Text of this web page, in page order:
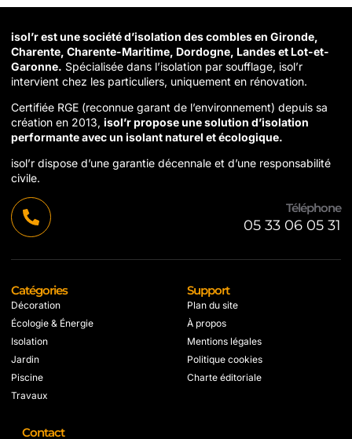
isol’r est une société d’isolation des combles en Gironde,
Charente, Charente-Maritime, Dordogne, Landes et Lot-et-
Garonne. Spécialisée dans l’isolation par soufflage, isol’r
intervient chez les particuliers, uniquement en rénovation.
Certifiée RGE (reconnue garant de l’environnement) depuis sa
création en 2013, isol’r propose une solution d’isolation
performante avec un isolant naturel et écologique.
isol’r dispose d’une garantie décennale et d’une responsabilité
civile.
Téléphone
05 33 06 05 31
Catégories
Décoration
Écologie & Énergie
Isolation
Jardin
Piscine
Travaux
Support
Plan du site
À propos
Mentions légales
Politique cookies
Charte éditoriale
Contact